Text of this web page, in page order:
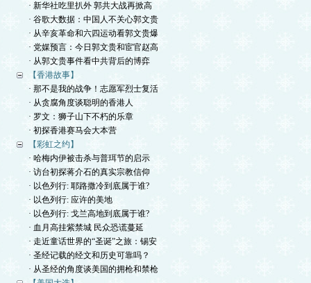
· 新华社吃里扒外 郭共大战再掀高
· 谷歌大数据：中国人不关心郭文贵
· 从辛亥革命和六四运动看郭文贵爆
· 党媒预言：今日郭文贵和宦官赵高
· 从郭文贵事件看中共背后的博弈
【香港故事】
· 那不是我的战争！志愿军烈士复活
· 从贪腐角度谈聪明的香港人
· 罗文：狮子山下不朽的乐章
· 初探香港赛马会大本营
【彩虹之约】
· 哈梅内伊被击杀与普珥节的启示
· 访台初探蒋介石的真实宗教信仰
· 以色列行: 耶路撒冷到底属于谁?
· 以色列行: 应许的美地
· 以色列行: 戈兰高地到底属于谁?
· 血月高挂紫禁城 民众恐谎蔓延
· 走近童话世界的“圣诞”之旅：锡安
· 圣经记载的经文和历史可靠吗？
· 从圣经的角度谈美国的拥枪和禁枪